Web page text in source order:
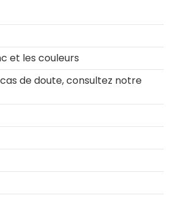
et les couleurs
de doute, consultez notre